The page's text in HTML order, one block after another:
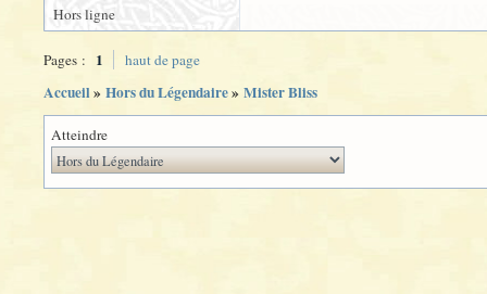
Hors ligne
Pages : 1 haut de page
Accueil» Hors du Légendaire» Mister Bliss
Atteindre